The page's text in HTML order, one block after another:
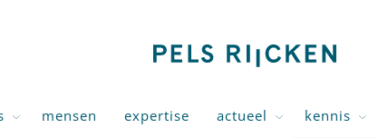
mensen expertise actueel kennis